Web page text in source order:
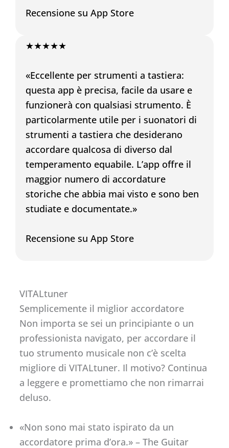
Recensione su App Store
★★★★★
«Eccellente per strumenti a tastiera:
questa app è precisa, facile da usare e
funzionerà con qualsiasi strumento. È
particolarmente utile per i suonatori di
strumenti a tastiera che desiderano
accordare qualcosa di diverso dal
temperamento equabile. L’app offre il
maggior numero di accordature
storiche che abbia mai visto e sono ben
studiate e documentate.»
Recensione su App Store
VITALtuner
Semplicemente il miglior accordatore
Non importa se sei un principiante o un
professionista navigato, per accordare il
tuo strumento musicale non c’è scelta
migliore di VITALtuner. Il motivo? Continua
a leggere e promettiamo che non rimarrai
deluso.
«Non sono mai stato ispirato da un
accordatore prima d’ora.» – The Guitar